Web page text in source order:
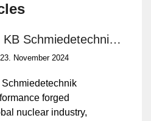
La Forge KB Schmiedetechnik GmbH
November 2024
Schmiedetechnik
forged
nuclear industry,